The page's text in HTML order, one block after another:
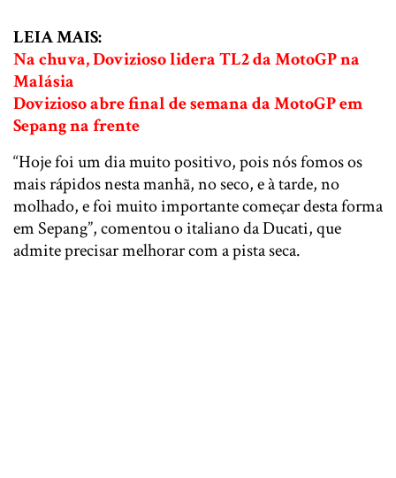
LEIA MAIS:
Na chuva, Dovizioso lidera TL2 da MotoGP na
Malásia
Dovizioso abre final de semana da MotoGP em
Sepang na frente
“Hoje foi um dia muito positivo, pois nós fomos os
mais rápidos nesta manhã, no seco, e à tarde, no
molhado, e foi muito importante começar desta forma
em Sepang”, comentou o italiano da Ducati, que
admite precisar melhorar com a pista seca.